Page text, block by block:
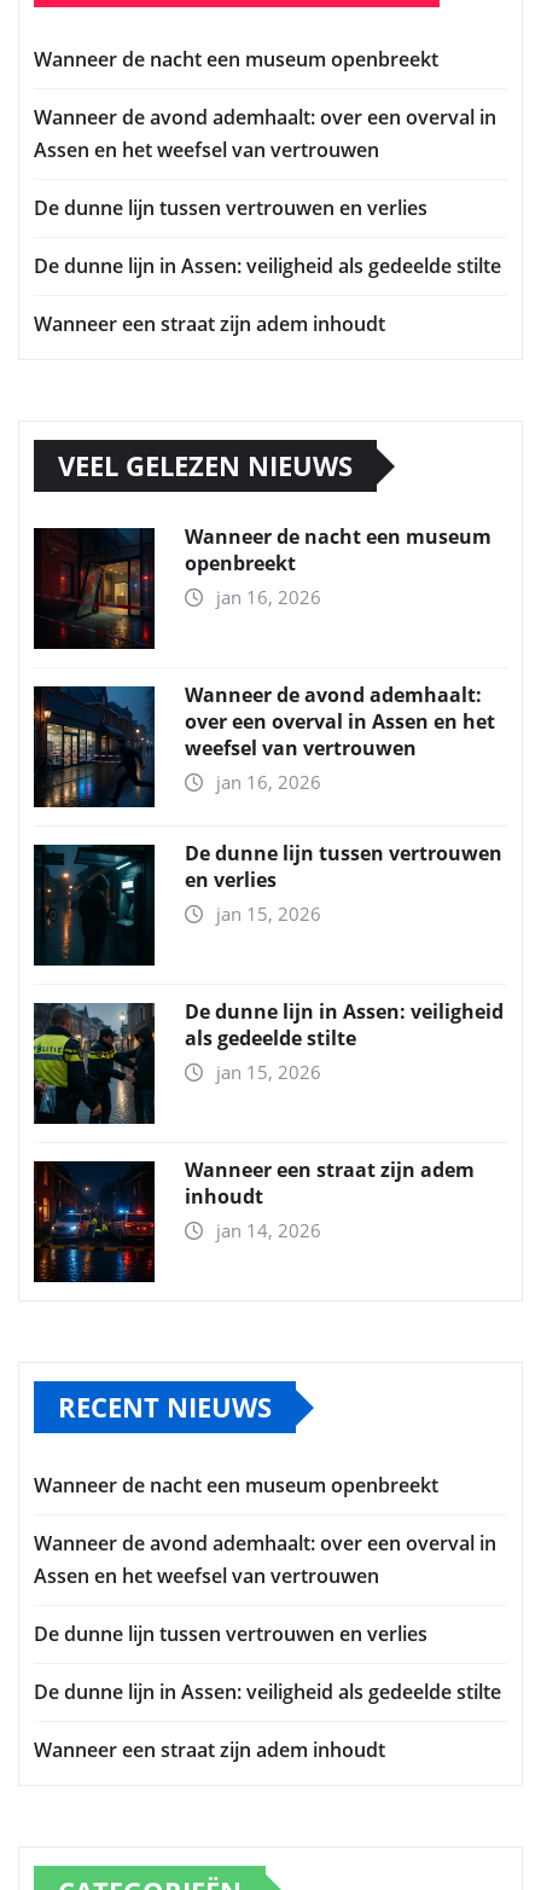
Wanneer de nacht een museum openbreekt
Wanneer de avond ademhaalt: over een overval in
Assen en het weefsel van vertrouwen
De dunne lijn tussen vertrouwen en verlies
De dunne lijn in Assen: veiligheid als gedeelde stilte
Wanneer een straat zijn adem inhoudt
VEEL GELEZEN NIEUWS
Wanneer de nacht een museum
openbreekt
jan 16, 2026
Wanneer de avond ademhaalt:
over een overval in Assen en het
weefsel van vertrouwen
jan 16, 2026
De dunne lijn tussen vertrouwen
en verlies
jan 15, 2026
De dunne lijn in Assen: veiligheid
als gedeelde stilte
jan 15, 2026
Wanneer een straat zijn adem
inhoudt
jan 14, 2026
RECENT NIEUWS
Wanneer de nacht een museum openbreekt
Wanneer de avond ademhaalt: over een overval in
Assen en het weefsel van vertrouwen
De dunne lijn tussen vertrouwen en verlies
De dunne lijn in Assen: veiligheid als gedeelde stilte
Wanneer een straat zijn adem inhoudt